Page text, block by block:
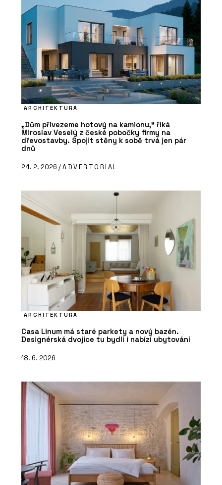
ARCHITEKTURA
„Dům přivezeme hotový na kamionu,“ říká
Miroslav Veselý z české pobočky firmy na
dřevostavby. Spojit stěny k sobě trvá jen pár
dnů
24. 2. 2026 /ADVERTORIAL
ARCHITEKTURA
Casa Linum má staré parkety a nový bazén.
Designérská dvojice tu bydlí i nabízí ubytování
18. 6. 2026